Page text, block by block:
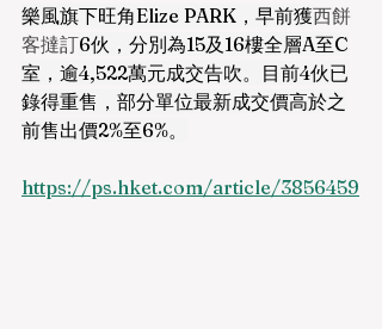
樂風旗下旺角Elize PARK，早前獲西餅
客撻訂6伙，分別為15及16樓全層A至C
室，逾4,522萬元成交告吹。目前4伙已
錄得重售，部分單位最新成交價高於之
前售出價2%至6%。
https://ps.hket.com/article/3856459